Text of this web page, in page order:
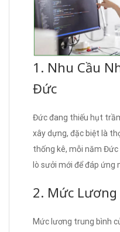
1. Nhu Cầu
Đức
Đức đang thiếu hụt
xây dựng, đặc biệt là
thống kê, mỗi năm
lò sưởi mới để đáp ứng
2. Mức Lương
Mức lương trung bình